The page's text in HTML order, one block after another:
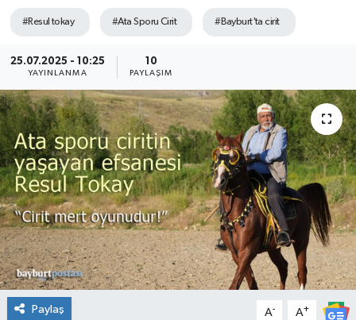
#Resul tokay #Ata Sporu Cirit #Bayburt'ta cirit
25.07.2025 - 10:25
YAYINLANMA
10
PAYLAŞIM
Paylaş A- A+